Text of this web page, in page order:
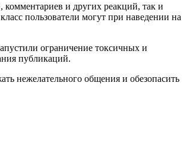
комментариев и других реакций, так и
пользователи могут при наведении на
ограничение токсичных и
публикаций.
нежелательного общения и обезопасить